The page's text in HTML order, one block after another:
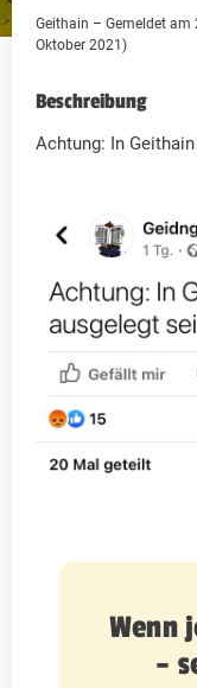
Geithain – Gemeldet
Oktober 2021)
Beschreibung
Achtung: In
Wenn
–